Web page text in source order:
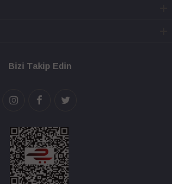
Bizi Takip Edin